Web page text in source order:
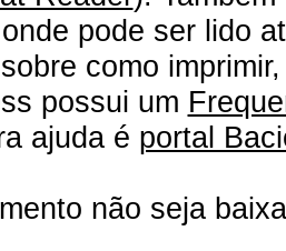
pode ser lido
como
possui um
ajuda é portal
não seja